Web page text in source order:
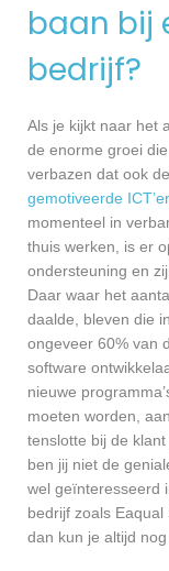
baan bij
bedrijf?
Als je kijkt naar het
de enorme groei
verbazen dat ook
gemotiveerde
momenteel in
thuis werken, is er
ondersteuning en
Daar waar het
daalde, bleven die
ongeveer 60% van
software
nieuwe
moeten worden,
tenslotte bij de
ben jij niet de
wel geïnteresseerd
bedrijf zoals Eaqual
dan kun je altijd